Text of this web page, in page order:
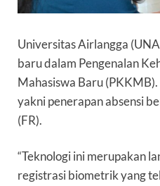
Universitas Airlangga
baru dalam Pengenalan
Mahasiswa Baru
yakni penerapan absensi
(FR).
“Teknologi ini merupakan
registrasi biometrik yang